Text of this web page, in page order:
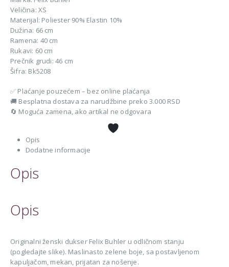
bila:
1.590 rsd.
Veličina: XS
Materijal: Poliester 90% Elastin 10%
Dužina: 66 cm
Ramena: 40 cm
Rukavi: 60 cm
Prečnik grudi: 46 cm
Šifra: Bk5208
✅ Plaćanje pouzećem – bez online plaćanja
🚚 Besplatna dostava za narudžbine preko 3.000 RSD
🔄 Moguća zamena, ako artikal ne odgovara
Opis
Dodatne informacije
Opis
Opis
Originalni ženski dukser Felix Buhler u odličnom stanju
(pogledajte slike). Maslinasto zelene boje, sa postavljenom
kapuljačom, mekan, prijatan za nošenje.